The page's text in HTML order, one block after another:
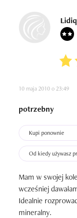
Lidiq
10 maja 2010 o 23:49
potrzebny
Kupi ponownie
Od kiedy używasz
Mam w swojej
wcześniej
Idealnie
mineralny.